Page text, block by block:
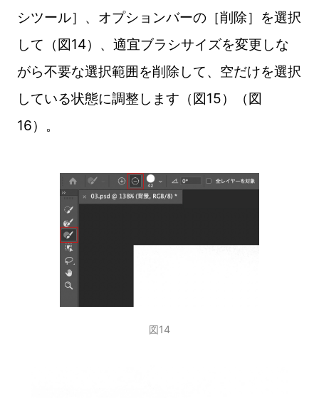
シツール］、オプションバーの［削除］を選択
して（図14）、適宜ブラシサイズを変更しな
がら不要な選択範囲を削除して、空だけを選択
している状態に調整します（図15）（図
16）。
図14